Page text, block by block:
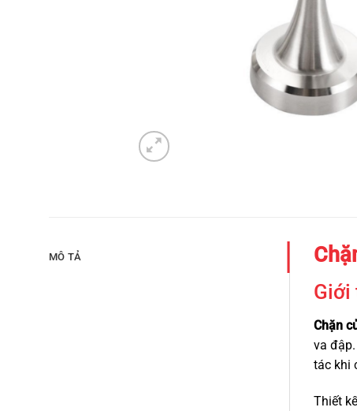
MÔ TẢ
Giới
Chặn
va
tác khi
Thiết